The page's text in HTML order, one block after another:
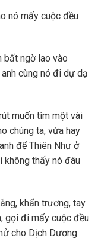
nó mấy cuộc đều
bất ngờ lao vào
cùng nó đi dự dạ
muốn tìm một vài
chúng ta, vừa hay
để Thiên Như ở
không thấy nó đâu
khẩn trương, tay
gọi đi mấy cuộc đều
cho Dịch Dương